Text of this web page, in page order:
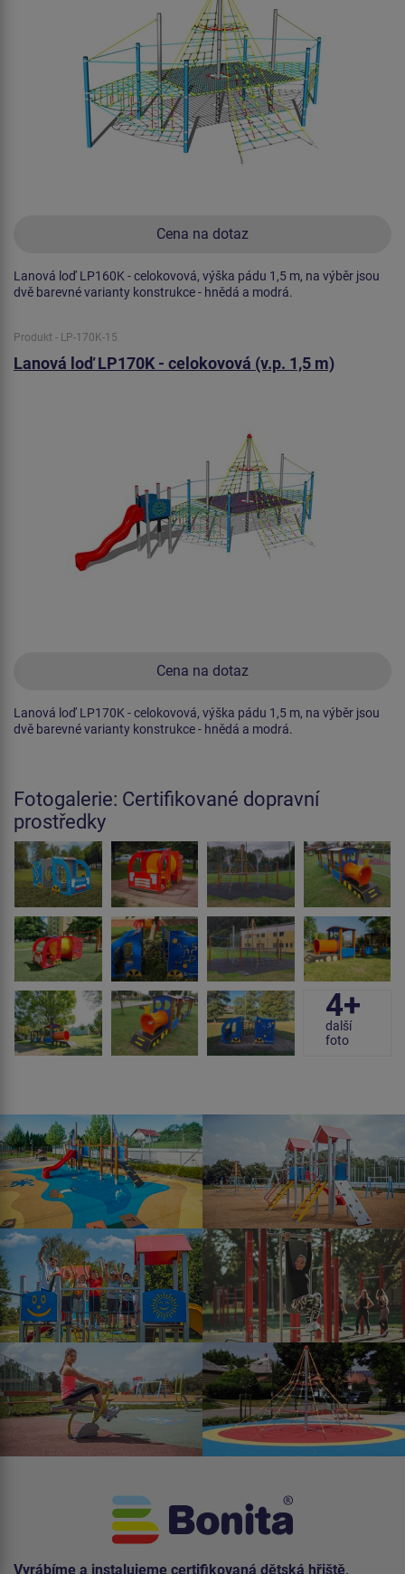
Cena na dotaz
Lanová loď LP160K - celokovová, výška pádu 1,5 m, na výběr jsou
dvě barevné varianty konstrukce - hnědá a modrá.
Produkt - LP-170K-15
Lanová loď LP170K - celokovová (v.p. 1,5 m)
Cena na dotaz
Lanová loď LP170K - celokovová, výška pádu 1,5 m, na výběr jsou
dvě barevné varianty konstrukce - hnědá a modrá.
Fotogalerie: Certifikované dopravní
prostředky
4+
další
foto
Vyrábíme a instalujeme certifikovaná dětská hřiště,